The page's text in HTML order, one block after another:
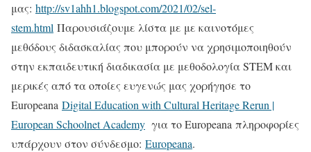
μας: http://sv1ahh1.blogspot.com/2021/02/sel-
stem.html Παρουσιάζουμε λίστα με με καινοτόμες
μεθόδους διδασκαλίας που μπορούν να χρησιμοποιηθούν
στην εκπαιδευτική διαδικασία με μεθοδολογία STEM και
μερικές από τα οποίες ευγενώς μας χορήγησε το
Europeana Digital Education with Cultural Heritage Rerun |
European Schoolnet Academy για το Europeana πληροφορίες
υπάρχουν στον σύνδεσμο: Europeana.